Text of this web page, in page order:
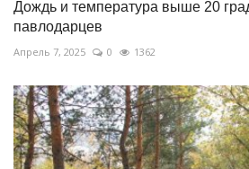
Дождь и температура выше 20
павлодарцев
Апрель 7, 2025 0 1362